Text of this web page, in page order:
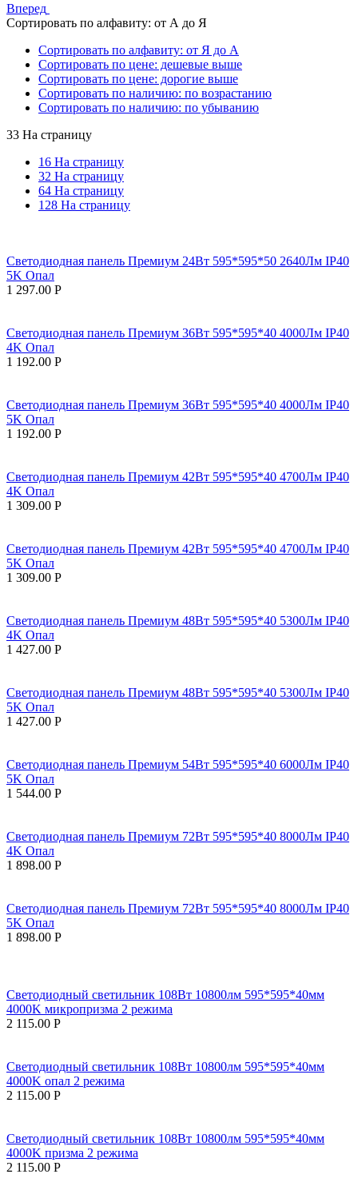
Вперед
Сортировать по алфавиту: от А до Я
Сортировать по алфавиту: от Я до А
Сортировать по цене: дешевые выше
Сортировать по цене: дорогие выше
Сортировать по наличию: по возрастанию
Сортировать по наличию: по убыванию
33 На страницу
16 На страницу
32 На страницу
64 На страницу
128 На страницу
Светодиодная панель Премиум 24Вт 595*595*50 2640Лм IP40
5K Опал
1 297.00 Р
Светодиодная панель Премиум 36Вт 595*595*40 4000Лм IP40
4K Опал
1 192.00 Р
Светодиодная панель Премиум 36Вт 595*595*40 4000Лм IP40
5K Опал
1 192.00 Р
Светодиодная панель Премиум 42Вт 595*595*40 4700Лм IP40
4K Опал
1 309.00 Р
Светодиодная панель Премиум 42Вт 595*595*40 4700Лм IP40
5K Опал
1 309.00 Р
Светодиодная панель Премиум 48Вт 595*595*40 5300Лм IP40
4K Опал
1 427.00 Р
Светодиодная панель Премиум 48Вт 595*595*40 5300Лм IP40
5K Опал
1 427.00 Р
Светодиодная панель Премиум 54Вт 595*595*40 6000Лм IP40
5K Опал
1 544.00 Р
Светодиодная панель Премиум 72Вт 595*595*40 8000Лм IP40
4K Опал
1 898.00 Р
Светодиодная панель Премиум 72Вт 595*595*40 8000Лм IP40
5K Опал
1 898.00 Р
Светодиодный светильник 108Вт 10800лм 595*595*40мм
4000K микропризма 2 режима
2 115.00 Р
Светодиодный светильник 108Вт 10800лм 595*595*40мм
4000K опал 2 режима
2 115.00 Р
Светодиодный светильник 108Вт 10800лм 595*595*40мм
4000K призма 2 режима
2 115.00 Р